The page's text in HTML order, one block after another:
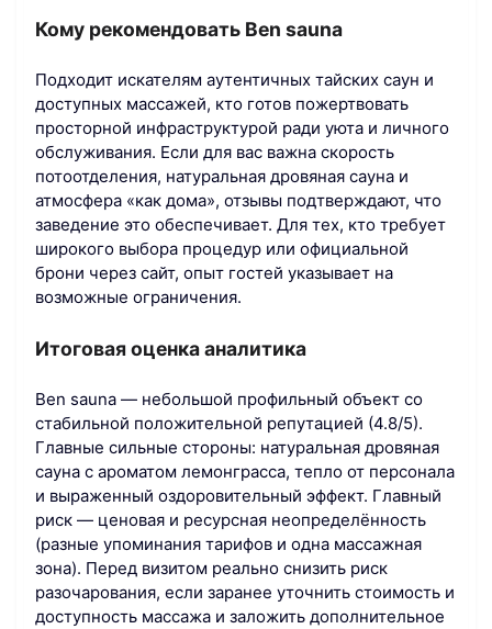
Кому рекомендовать Ben sauna
Подходит искателям аутентичных тайских саун и
доступных массажей, кто готов пожертвовать
просторной инфраструктурой ради уюта и личного
обслуживания. Если для вас важна скорость
потоотделения, натуральная дровяная сауна и
атмосфера «как дома», отзывы подтверждают, что
заведение это обеспечивает. Для тех, кто требует
широкого выбора процедур или официальной
брони через сайт, опыт гостей указывает на
возможные ограничения.
Итоговая оценка аналитика
Ben sauna — небольшой профильный объект со
стабильной положительной репутацией (4.8/5).
Главные сильные стороны: натуральная дровяная
сауна с ароматом лемонграсса, тепло от персонала
и выраженный оздоровительный эффект. Главный
риск — ценовая и ресурсная неопределённость
(разные упоминания тарифов и одна массажная
зона). Перед визитом реально снизить риск
разочарования, если заранее уточнить стоимость и
доступность массажа и заложить дополнительное